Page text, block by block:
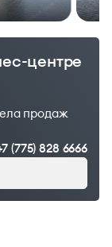
центре
продаж
(775) 828 6666